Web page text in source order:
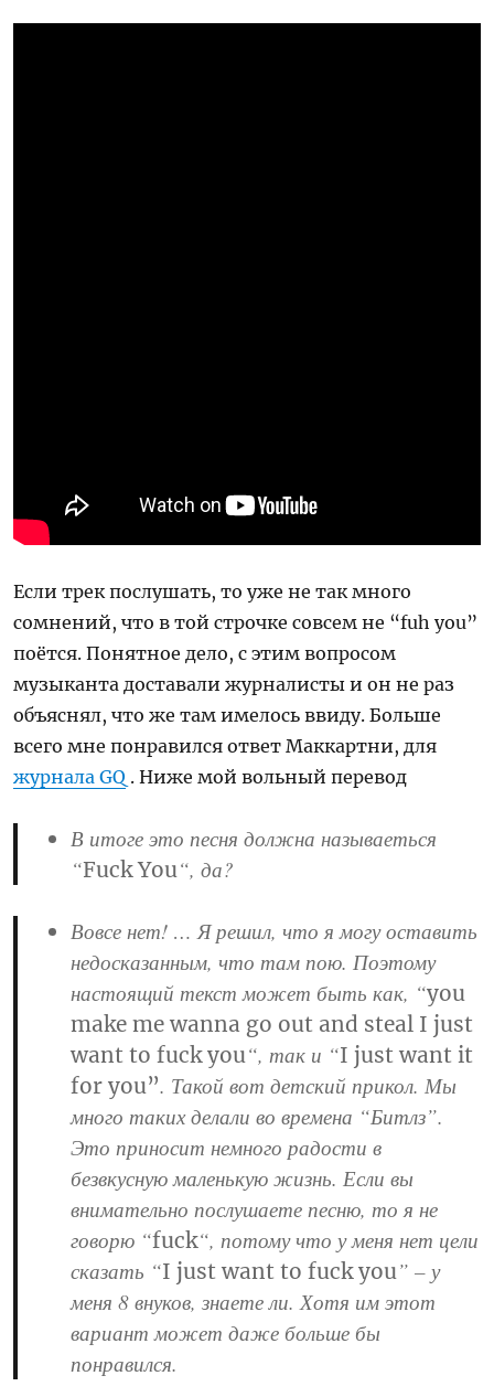
Если трек послушать, то уже не так много
сомнений, что в той строчке совсем не “fuh you”
поётся. Понятное дело, с этим вопросом
музыканта доставали журналисты и он не раз
объяснял, что же там имелось ввиду. Больше
всего мне понравился ответ Маккартни, для
журнала GQ . Ниже мой вольный перевод
В итоге это песня должна называеться
“Fuck You“, да?
Вовсе нет! … Я решил, что я могу оставить
недосказанным, что там пою. Поэтому
настоящий текст может быть как, “you
make me wanna go out and steal I just
want to fuck you“, так и “I just want it
for you”. Такой вот детский прикол. Мы
много таких делали во времена “Битлз”.
Это приносит немного радости в
безвкусную маленькую жизнь. Если вы
внимательно послушаете песню, то я не
говорю “fuck“, потому что у меня нет цели
сказать “I just want to fuck you” – у
меня 8 внуков, знаете ли. Хотя им этот
вариант может даже больше бы
понравился.